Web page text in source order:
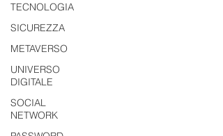
TECNOLOGIA
SICUREZZA
METAVERSO
UNIVERSO
DIGITALE
SOCIAL
NETWORK